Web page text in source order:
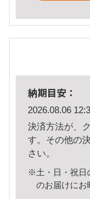
納期目安：
2026.08.06
決済方法が、
す。その他の
さい。
※土・日・祝日
のお届けにお